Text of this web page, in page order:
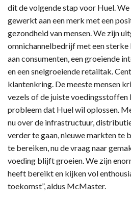
dit de volgende stap voor Huel.
gewerkt aan een merk met een
gezondheid van mensen. We zijn
omnichannelbedrijf met een
aan consumenten, een groeiende
en een snelgroeiende retailtak.
klantenkring. De meeste mensen
vezels of de juiste voedingsstoffen
probleem dat Huel wil oplossen.
nu over de infrastructuur,
verder te gaan, nieuwe markten te
te bereiken, nu de vraag naar
voeding blijft groeien. We zijn
heeft bereikt en kijken vol
toekomst”, aldus McMaster.